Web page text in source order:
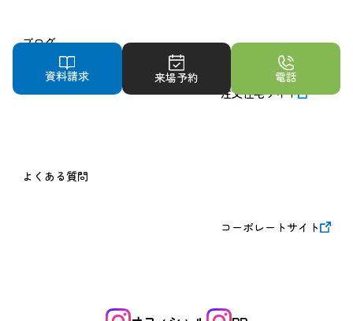
ブログ
よくある質問
注文住宅サイト
コーポレートサイト
資料請求 来場予約 電話